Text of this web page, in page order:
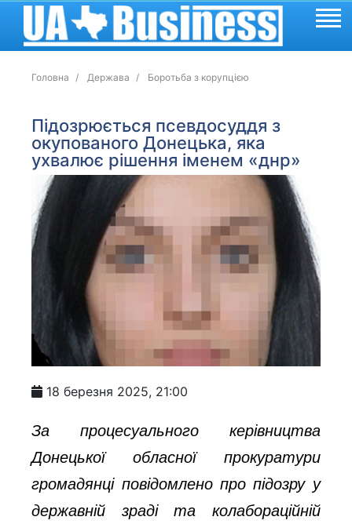
Головна Держава Боротьба з корупцією
Підозрюється псевдосуддя з
окупованого Донецька, яка
ухвалює рішення іменем «днр»
18 березня 2025, 21:00
За процесуального керівництва
Донецької обласної прокуратури
громадянці повідомлено про підозру у
державній зраді та колабораційній